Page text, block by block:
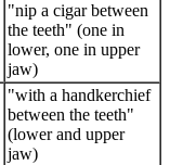
"nip a cigar between
the teeth" (one in
lower, one in upper
jaw)
"with a handkerchief
between the teeth"
(lower and upper
jaw)